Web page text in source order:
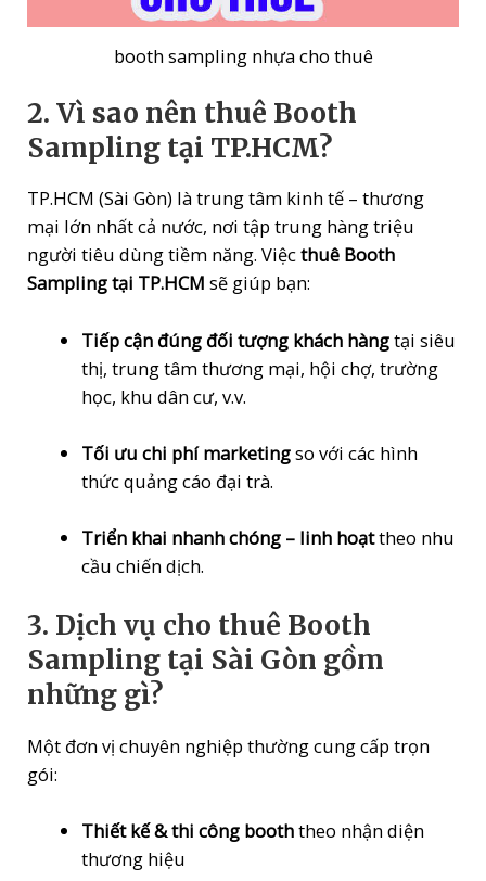
booth sampling nhựa cho thuê
2. Vì sao nên thuê Booth
Sampling tại TP.HCM?
TP.HCM (Sài Gòn) là trung tâm kinh tế – thương
mại lớn nhất cả nước, nơi tập trung hàng triệu
người tiêu dùng tiềm năng. Việcthuê Booth
Sampling tại TP.HCM sẽ giúp bạn:
Tiếp cận đúng đối tượng khách hàngtại siêu
thị, trung tâm thương mại, hội chợ, trường
học, khu dân cư, v.v.
Tối ưu chi phí marketingso với các hình
thức quảng cáo đại trà.
Triển khai nhanh chóng – linh hoạttheo nhu
cầu chiến dịch.
3. Dịch vụ cho thuê Booth
Sampling tại Sài Gòn gồm
những gì?
Một đơn vị chuyên nghiệp thường cung cấp trọn
gói:
Thiết kế & thi công booththeo nhận diện
thương hiệu